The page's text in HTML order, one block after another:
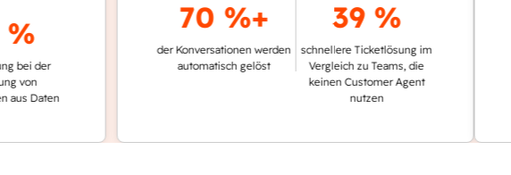
der
70 %+
der Konversationen werden
automatisch gelöst
39 %
schnellere Ticketlösung im
Vergleich zu Teams, die
keinen Customer Agent
nutzen